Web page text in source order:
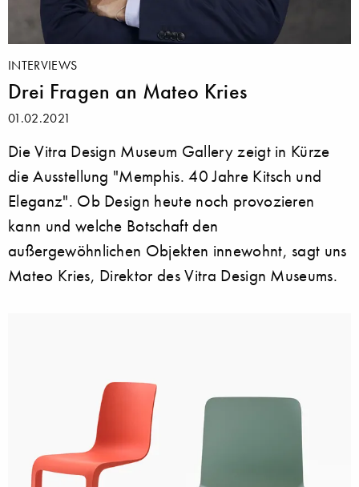
INTERVIEWS
Drei Fragen an Mateo Kries
01.02.2021
Die Vitra Design Museum Gallery zeigt in Kürze
die Ausstellung "Memphis. 40 Jahre Kitsch und
Eleganz". Ob Design heute noch provozieren
kann und welche Botschaft den
außergewöhnlichen Objekten innewohnt, sagt uns
Mateo Kries, Direktor des Vitra Design Museums.